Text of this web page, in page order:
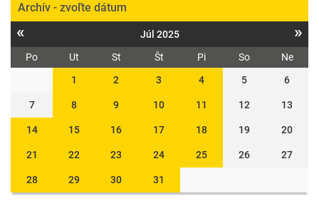
Archív - zvoľte dátum
« Júl 2025 »
Po Ut St Št Pi So
Ne
1
2 3 4 5 6
7 8 9 10 11 12 13
14 15 16 17 18 19 20
21 22 23 24 25 26 27
28 29 30 31